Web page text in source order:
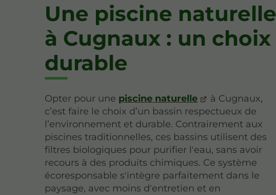
Une piscine naturelle
à Cugnaux : un choix
durable
Opter pour une piscine naturelle
à Cugnaux,
c’est faire le choix d’un bassin respectueux de
l’environnement et durable. Contrairement aux
piscines traditionnelles, ces bassins utilisent des
filtres biologiques pour purifier l'eau, sans avoir
recours à des produits chimiques. Ce système
écoresponsable s'intègre parfaitement dans le
paysage, avec moins d'entretien et en